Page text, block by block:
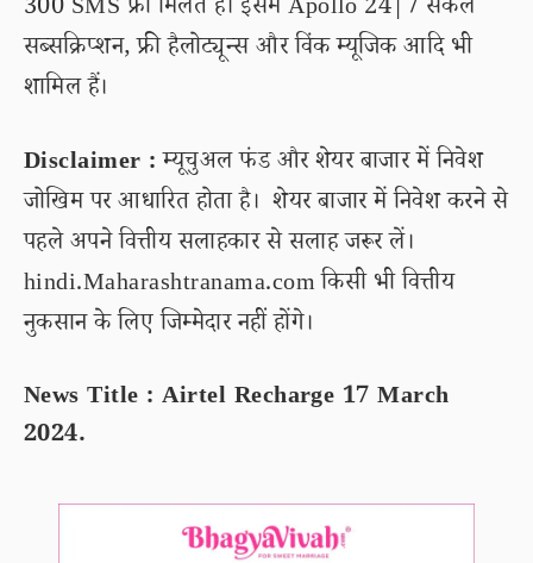
300 SMS फ्री मिलते हैं। इसमें Apollo 24|7 सर्कल
सब्सक्रिप्शन, फ्री हैलोट्यून्स और विंक म्यूजिक आदि भी
शामिल हैं।
Disclaimer :म्यूचुअल फंड और शेयर बाजार में निवेश
जोखिम पर आधारित होता है। शेयर बाजार में निवेश करने से
पहले अपने वित्तीय सलाहकार से सलाह जरूर लें।
hindi.Maharashtranama.com किसी भी वित्तीय
नुकसान के लिए जिम्मेदार नहीं होंगे।
News Title : Airtel Recharge 17 March
2024.